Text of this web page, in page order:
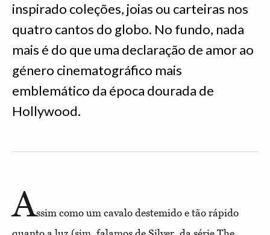
inspirado coleções, joias ou carteiras nos
quatro cantos do globo. No fundo, nada
mais é do que uma declaração de amor ao
género cinematográfico mais
emblemático da época dourada de
Hollywood.
Assim como um cavalo destemido e tão rápido